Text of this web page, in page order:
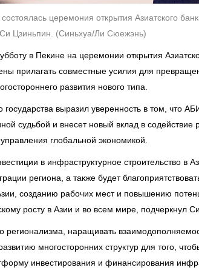
церемония открытия Азиатского
Цзиньпин. (Синьхуа/Ли Сюежэнь)
в Пекине на церемонии открытия
прилагать совместные усилия для
развития нового типа.
выразил уверенность в том, что
судьбой и внесет новый вклад в содействие
глобальной экономикой.
в инфраструктурное строительство в
региона, а также будет
созданию рабочих мест и повышению
росту в Азии и во всем мире, подчеркнул
наращивать
многосторонних структур для того,
инвестирования и финансирования